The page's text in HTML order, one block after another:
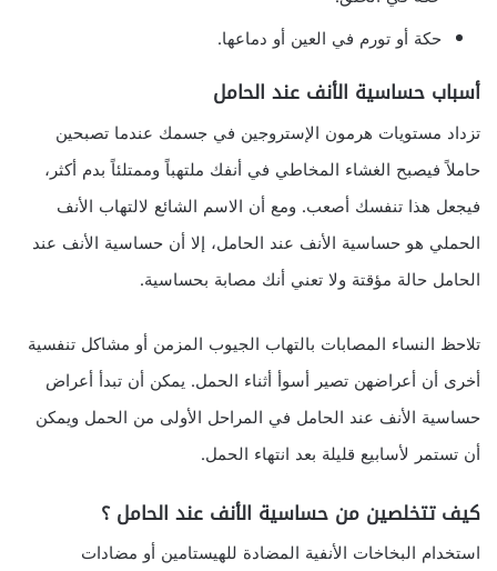
حكة أو تورم في العين أو دماعها.
أسباب حساسية الأنف عند الحامل
تزداد مستويات هرمون الإستروجين في جسمك عندما تصبحين
حاملاً فيصبح الغشاء المخاطي في أنفك ملتهباً وممتلئاً بدم أكثر،
فيجعل هذا تنفسك أصعب. ومع أن الاسم الشائع لالتهاب الأنف
الحملي هو حساسية الأنف عند الحامل، إلا أن حساسية الأنف عند
الحامل حالة مؤقتة ولا تعني أنك مصابة بحساسية.
تلاحظ النساء المصابات بالتهاب الجيوب المزمن أو مشاكل تنفسية
أخرى أن أعراضهن تصير أسوأ أثناء الحمل. يمكن أن تبدأ أعراض
حساسية الأنف عند الحامل في المراحل الأولى من الحمل ويمكن
أن تستمر لأسابيع قليلة بعد انتهاء الحمل.
كيف تتخلصين من حساسية الأنف عند الحامل ؟
استخدام البخاخات الأنفية المضادة للهيستامين أو مضادات